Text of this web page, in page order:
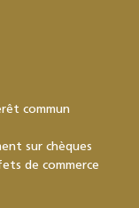
commun
sur chèques
de commerce